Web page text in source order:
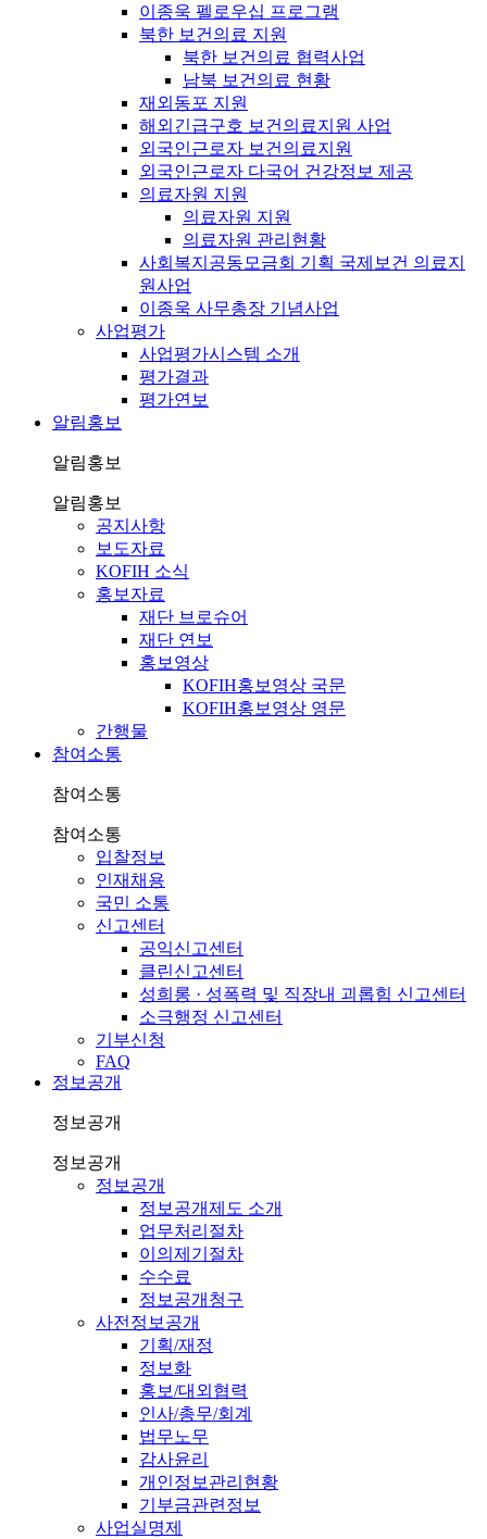
이종욱 펠로우십 프로그램
북한 보건의료 지원
북한 보건의료 협력사업
남북 보건의료 현황
재외동포 지원
해외긴급구호 보건의료지원 사업
외국인근로자 보건의료지원
외국인근로자 다국어 건강정보 제공
의료자원 지원
의료자원 지원
의료자원 관리현황
사회복지공동모금회 기획 국제보건 의료지
원사업
이종욱 사무총장 기념사업
사업평가
사업평가시스템 소개
평가결과
평가연보
알림홍보
알림홍보
알림홍보
공지사항
보도자료
KOFIH 소식
홍보자료
재단 브로슈어
재단 연보
홍보영상
KOFIH홍보영상 국문
KOFIH홍보영상 영문
간행물
참여소통
참여소통
참여소통
입찰정보
인재채용
국민 소통
신고센터
공익신고센터
클린신고센터
성희롱 · 성폭력 및 직장내 괴롭힘 신고센터
소극행정 신고센터
기부신청
FAQ
정보공개
정보공개
정보공개
정보공개
정보공개제도 소개
업무처리절차
이의제기절차
수수료
정보공개청구
사전정보공개
기획/재정
정보화
홍보/대외협력
인사/총무/회계
법무노무
감사윤리
개인정보관리현황
기부금관련정보
사업실명제